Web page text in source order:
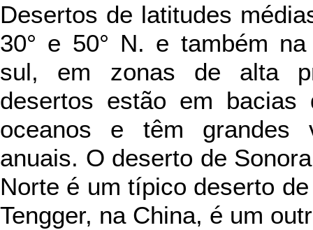
Desertos de latitudes
30° e 50° N. e também
sul, em zonas de alta
desertos estão em bacias
oceanos e têm grandes
anuais. O deserto de
Norte é um típico deserto
Tengger, na China, é um